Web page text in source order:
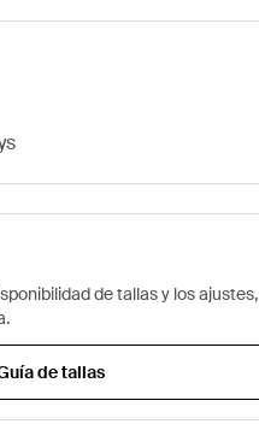
de tallas y los ajustes,
de tallas